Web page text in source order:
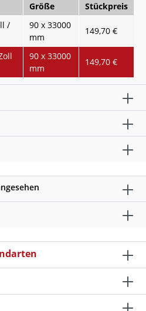
Größe
Stückpreis
/
90 x 33000
mm
149,70 €
90 x 33000
mm
149,70 €